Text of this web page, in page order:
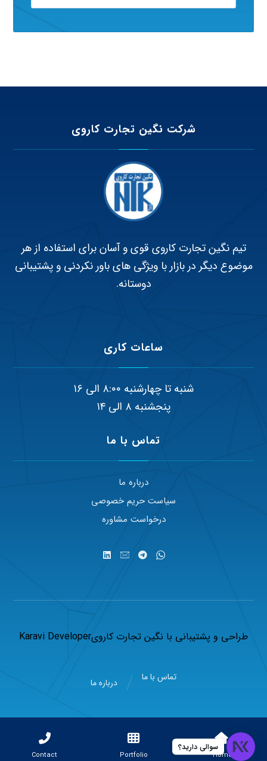
شرکت نگین تجارت کاروی
تیم نگین تجارت کاروی قوی و آسان برای استفاده از هر
موضوع دیگر در بازار با ویژگی های باور نکردنی و پشتیبانی
دوستانه.
ساعات کاری
شنبه تا چهارشنبه ۸:۰۰ الی ۱۶
پنجشنبه ۸ الی ۱۴
تماس با ما
درباره ما
سیاست حریم خصوصی
درخواست مشاوره
طراحی و پشتیبانی با نگین تجارت کارویKaravi Developer
تماس با ما درباره ما
Home
Portfolio
Contact
سوالی دارید؟